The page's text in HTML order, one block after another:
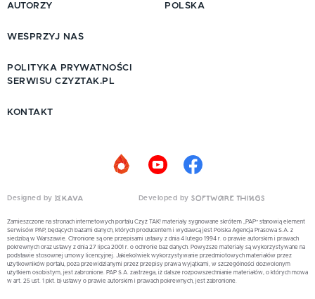
AUTORZY POLSKA
WESPRZYJ NAS
POLITYKA PRYWATNOŚCI
SERWISU CZYZTAK.PL
KONTAKT
Designed by Developed by
Zamieszczone na stronach internetowych portalu Czyż TAK! materiały sygnowane skrótem „PAP” stanowią element
Serwisów PAP, będących bazami danych, których producentem i wydawcą jest Polska Agencja Prasowa S.A. z
siedzibą w Warszawie. Chronione są one przepisami ustawy z dnia 4 lutego 1994 r. o prawie autorskim i prawach
pokrewnych oraz ustawy z dnia 27 lipca 2001 r. o ochronie baz danych. Powyższe materiały są wykorzystywane na
podstawie stosownej umowy licencyjnej. Jakiekolwiek wykorzystywanie przedmiotowych materiałów przez
użytkowników portalu, poza przewidzianymi przez przepisy prawa wyjątkami, w szczególności dozwolonym
użytkiem osobistym, jest zabronione. PAP S.A. zastrzega, iż dalsze rozpowszechnianie materiałów, o których mowa
w art. 25 ust. 1 pkt. b) ustawy o prawie autorskim i prawach pokrewnych, jest zabronione.